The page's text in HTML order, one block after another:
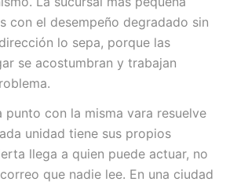
con el desempeño degradado sin
lo sepa, porque las
se acostumbran y trabajan
punto con la misma vara resuelve
unidad tiene sus propios
llega a quien puede actuar, no
que nadie lee. En una ciudad